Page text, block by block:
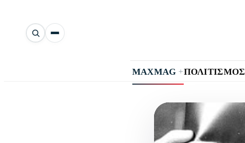
Αναζήτηση
άρθρων
MAXMAG +ΠΟΛΙΤΙΣΜΟΣ